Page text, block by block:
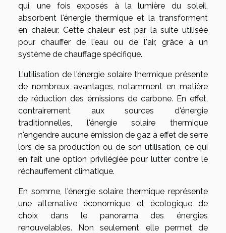
qui, une fois exposés à la lumière du soleil,
absorbent l'énergie thermique et la transforment
en chaleur. Cette chaleur est par la suite utilisée
pour chauffer de l'eau ou de l'air, grâce à un
système de chauffage spécifique.
L'utilisation de l'énergie solaire thermique présente
de nombreux avantages, notamment en matière
de réduction des émissions de carbone. En effet,
contrairement aux sources d'énergie
traditionnelles, l'énergie solaire thermique
n'engendre aucune émission de gaz à effet de serre
lors de sa production ou de son utilisation, ce qui
en fait une option privilégiée pour lutter contre le
réchauffement climatique.
En somme, l'énergie solaire thermique représente
une alternative économique et écologique de
choix dans le panorama des énergies
renouvelables. Non seulement elle permet de